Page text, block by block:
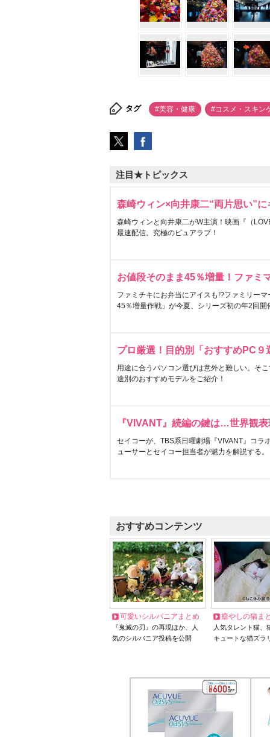
タグ #美容・健康 #コスメ・スキン
注目★トピックス
森崎ウィン×向井康二“両片思い”
森崎ウィンと向井康二がW主演！映画『（
最速配信。究極のピュアラブ！
お値段そのまま45％増量！ファミ
ファミチキにお弁当にアイスも!?ファミリー
45％増量作戦」が今夏、シリーズ初の年2回開
プロ厳選！目的別「おすすめPC９
用途に合うパソコン選びは意外と難しい。そ
途別のおすすめモデルをご紹介！
『VIVANT』続編の鍵は…世界観
セイコーが、TBS系日曜劇場『VIVANT』コラ
ューサーとセイコー担当者が魅力を解説する。
おすすめコンテンツ
可愛いシルバニアまとめ
『鬼滅の刃』の再現ほか、人
気のシルバニア投稿を公開
癒やしの猫ま
人気タレント猫
キュートな猫ズラ